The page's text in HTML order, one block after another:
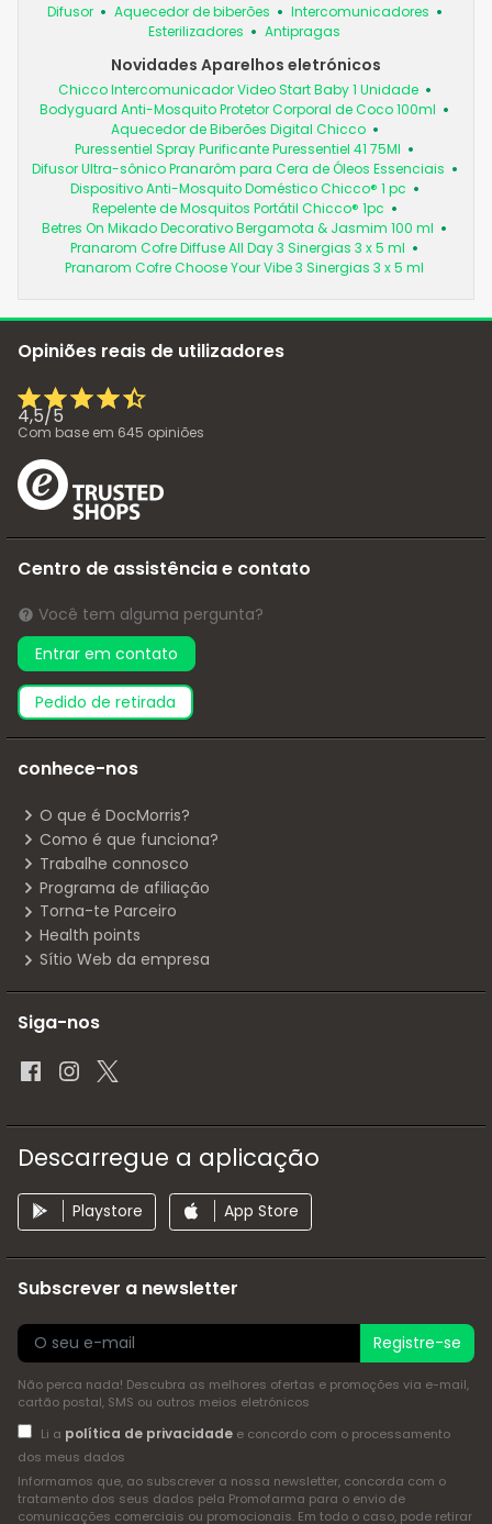
Difusor Aquecedor de biberões
Intercomunicadores
Esterilizadores
Antipragas
Novidades Aparelhos eletrónicos
Chicco Intercomunicador Video Start Baby 1 Unidade
Bodyguard Anti-Mosquito Protetor Corporal de Coco 100ml
Aquecedor de Biberões Digital Chicco
Puressentiel Spray Purificante Puressentiel 41 75Ml
Difusor Ultra-sônico Pranarôm para Cera de Óleos Essenciais
Dispositivo Anti-Mosquito Doméstico Chicco® 1 pc
Repelente de Mosquitos Portátil Chicco® 1pc
Betres On Mikado Decorativo Bergamota & Jasmim 100 ml
Pranarom Cofre Diffuse All Day 3 Sinergias 3 x 5 ml
Pranarom Cofre Choose Your Vibe 3 Sinergias 3 x 5 ml
Opiniões reais de utilizadores
4,5/5
Com base em 645 opiniões
Centro de assistência e contato
Você tem alguma pergunta?
Entrar em contato
pedido de retirada
conhece-nos
O que é DocMorris?
Como é que funciona?
Trabalhe connosco
Programa de afiliação
Torna-te Parceiro
Health points
Sítio Web da empresa
Siga-nos
Descarregue a aplicação
Playstore App Store
Subscrever a newsletter
Registre-se
Não perca nada! Descubra as melhores ofertas e promoções via e-mail,
cartão postal, SMS ou outros meios eletrónicos
Li a política de privacidadee concordo com o processamento
dos meus dados
Informamos que, ao subscrever a nossa newsletter, concorda com o
tratamento dos seus dados pela Promofarma para o envio de
comunicações comerciais ou promocionais. Em todo o caso, pode retirar